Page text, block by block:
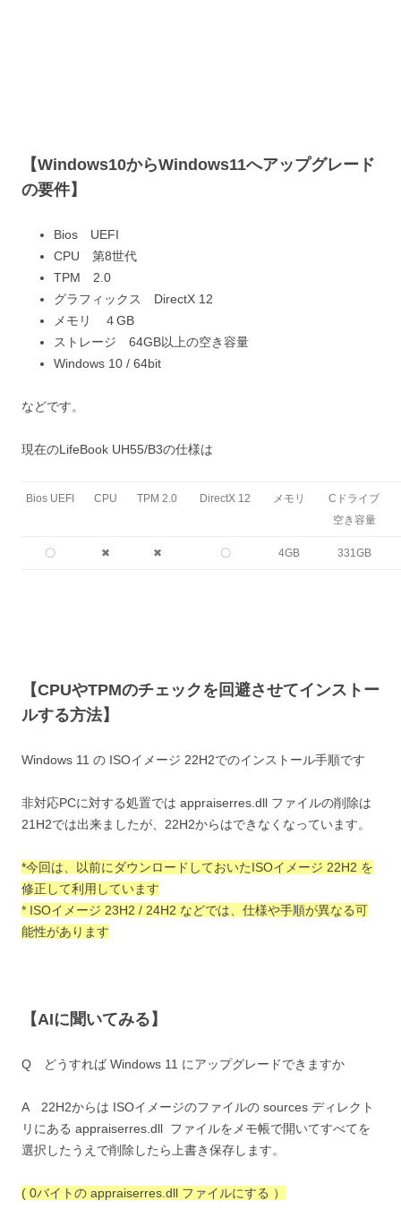
【Windows10からWindows11へアップグレード
の要件】
Bios UEFI
CPU 第8世代
TPM 2.0
グラフィックス DirectX 12
メモリ ４GB
ストレージ 64GB以上の空き容量
Windows 10 / 64bit
などです。
現在のLifeBook UH55/B3の仕様は
Bios UEFI CPU TPM 2.0 DirectX 12 メモリ
Cドライブ
空き容量
〇 ✖ ✖ 〇 4GB 331GB
【CPUやTPMのチェックを回避させてインストー
ルする方法】
Windows 11 の ISOイメージ 22H2でのインストール手順です
非対応PCに対する処置では appraiserres.dll ファイルの削除は
21H2では出来ましたが、22H2からはできなくなっています。
*今回は、以前にダウンロードしておいたISOイメージ 22H2 を
修正して利用しています
* ISOイメージ 23H2 / 24H2 などでは、仕様や手順が異なる可
能性があります
【AIに聞いてみる】
Q どうすれば Windows 11 にアップグレードできますか
A 22H2からは ISOイメージのファイルの sources ディレクト
リにある appraiserres.dll ファイルをメモ帳で開いてすべてを
選択したうえで削除したら上書き保存します。
( 0バイトの appraiserres.dll ファイルにする ）